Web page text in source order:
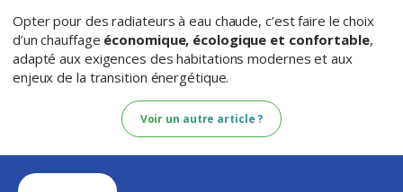
Opter pour des radiateurs à eau chaude, c’est faire le choix
d’un chauffage économique, écologique et confortable,
adapté aux exigences des habitations modernes et aux
enjeux de la transition énergétique.
Voir un autre article ?